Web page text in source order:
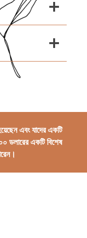
এবং যাদের একটি
ডলারের একটি বিশেষ